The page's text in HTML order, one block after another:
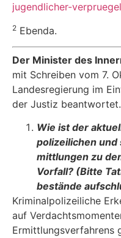
jugendlicher-
2 Ebenda.
Der Minister des
mit Schreiben vom 7.
Landesregierung im
der Justiz beantwortet.
Wie ist der
polizeilichen
mittlungen zu
Vorfall? (Bitte
bestände
Kriminalpolizeiliche
auf
Ermittlungsverfahrens